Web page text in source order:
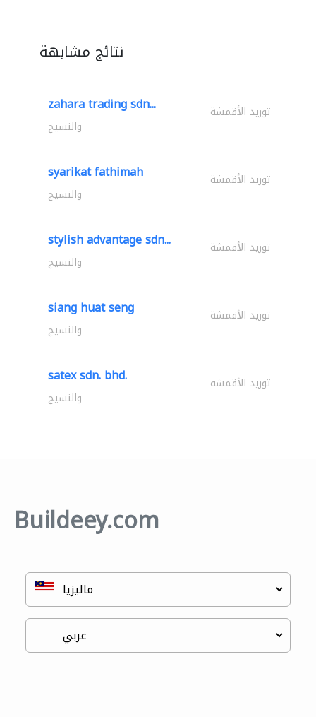
نتائج مشابهة
zahara trading sdn... توريد الأقمشة
والنسيج
syarikat fathimah توريد الأقمشة
والنسيج
stylish advantage sdn... توريد الأقمشة
والنسيج
siang huat seng توريد الأقمشة
والنسيج
satex sdn. bhd. توريد الأقمشة
والنسيج
Buildeey.com